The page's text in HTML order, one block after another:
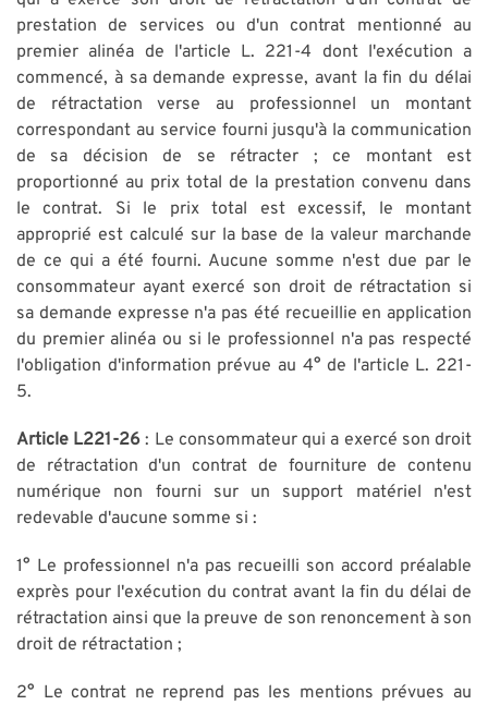
prestation de services ou d'un contrat mentionné au
premier alinéa de l'article L. 221-4 dont l'exécution a
commencé, à sa demande expresse, avant la fin du délai
de rétractation verse au professionnel un montant
correspondant au service fourni jusqu'à la communication
de sa décision de se rétracter ; ce montant est
proportionné au prix total de la prestation convenu dans
le contrat. Si le prix total est excessif, le montant
approprié est calculé sur la base de la valeur marchande
de ce qui a été fourni. Aucune somme n'est due par le
consommateur ayant exercé son droit de rétractation si
sa demande expresse n'a pas été recueillie en application
du premier alinéa ou si le professionnel n'a pas respecté
l'obligation d'information prévue au 4° de l'article L. 221-
5.
Article L221-26 : Le consommateur qui a exercé son droit
de rétractation d'un contrat de fourniture de contenu
numérique non fourni sur un support matériel n'est
redevable d'aucune somme si :
1° Le professionnel n'a pas recueilli son accord préalable
exprès pour l'exécution du contrat avant la fin du délai de
rétractation ainsi que la preuve de son renoncement à son
droit de rétractation ;
2° Le contrat ne reprend pas les mentions prévues au